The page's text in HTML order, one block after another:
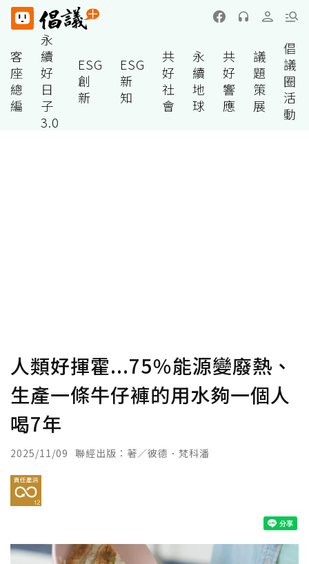
客
座
總
編
永
續
好
日
子
3.0
ESG
創
新
ESG
新
知
共
好
社
會
永
續
地
球
共
好
響
應
議
題
策
展
倡
議
圈
活
動
人類好揮霍...75％能源變廢熱、
生產一條牛仔褲的用水夠一個人
喝7年
2025/11/09 聯經出版：著／彼德．梵科潘